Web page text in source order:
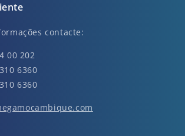
contacte:
00 202
6360
6360